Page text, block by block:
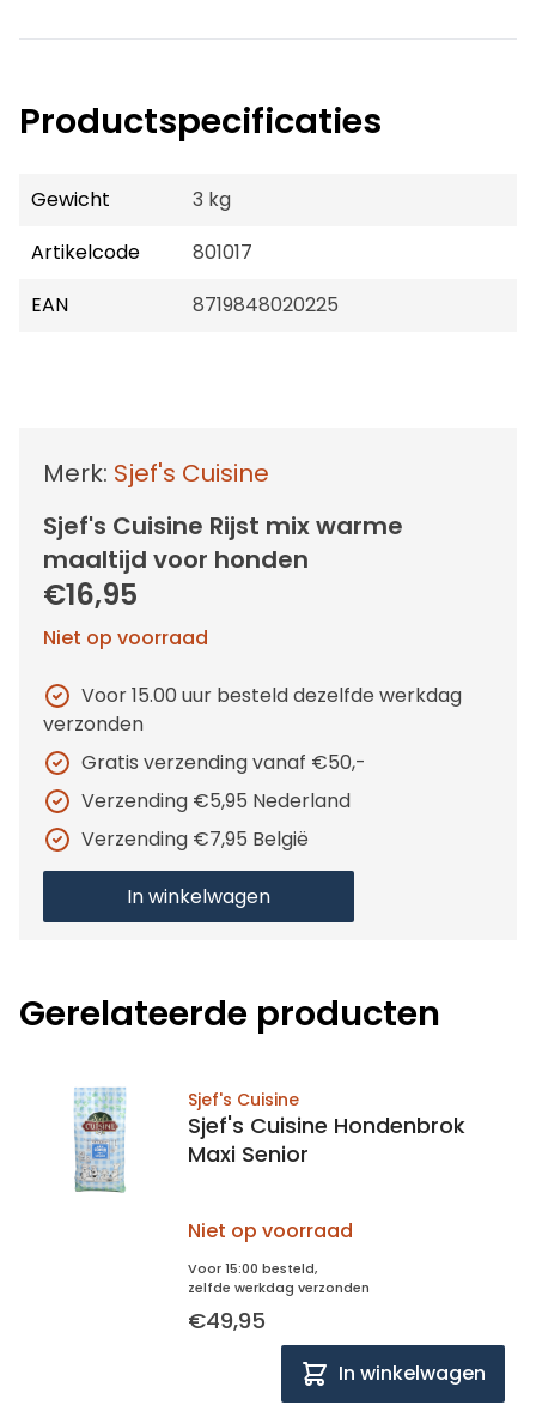
Productspecificaties
Gewicht
3 kg
Artikelcode
801017
EAN
8719848020225
Merk: Sjef's Cuisine
Sjef's Cuisine Rijst mix warme
maaltijd voor honden
€16,95
Niet op voorraad
Voor 15.00 uur besteld dezelfde werkdag
verzonden
Gratis verzending vanaf €50,-
Verzending €5,95 Nederland
Verzending €7,95 België
In winkelwagen
Gerelateerde producten
Sjef's Cuisine
Sjef's Cuisine Hondenbrok
Maxi Senior
Niet op voorraad
Voor 15:00 besteld,
zelfde werkdag verzonden
€49,95
In winkelwagen